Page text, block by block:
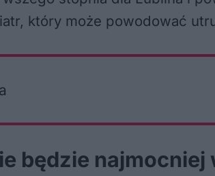
który może powodować
będzie najmocniej